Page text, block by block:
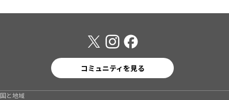
コミュニティを見る
国と地域